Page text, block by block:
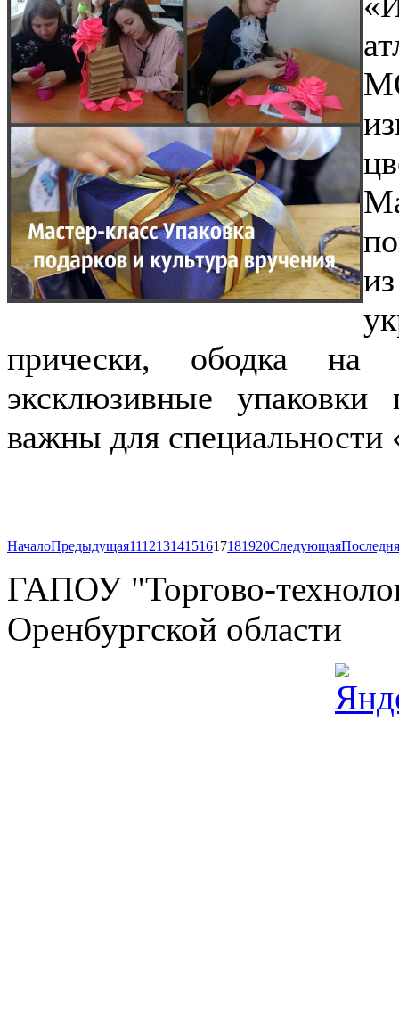
прически, ободка на
эксклюзивные
важны для
НачалоПредыдущая11121314151617181920Следующая
ГАПОУ "Торгово-
Оренбургской области